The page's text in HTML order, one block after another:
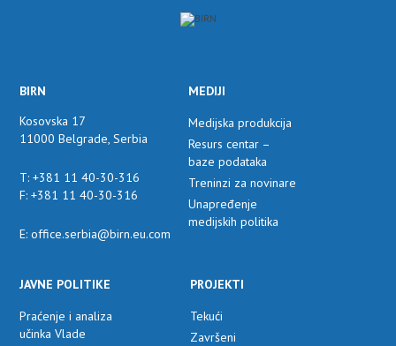
BIRN
Kosovska 17
11000 Belgrade, Serbia
T: +381 11 40-30-316
F: +381 11 40-30-316
E: office.serbia@birn.eu.com
MEDIJI
Medijska produkcija
Resurs centar –
baze podataka
Treninzi za novinare
Unapređenje
medijskih politika
JAVNE POLITIKE
Praćenje i analiza
učinka Vlade
PROJEKTI
Tekući
Završeni